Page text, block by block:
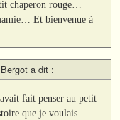
chaperon rouge…
Et bienvenue à
a dit :
fait penser au petit
que je voulais